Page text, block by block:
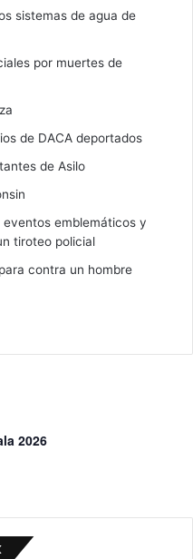
sistemas de agua de
por muertes de
de DACA deportados
de Asilo
emblemáticos y
tiroteo policial
contra un hombre
2026